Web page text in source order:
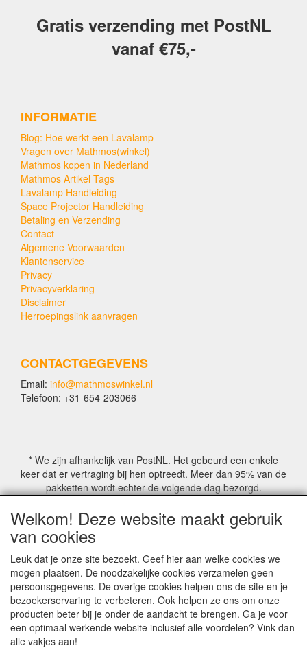
Gratis verzending met PostNL
vanaf €75,-
INFORMATIE
Blog: Hoe werkt een Lavalamp
Vragen over Mathmos(winkel)
Mathmos kopen in Nederland
Mathmos Artikel Tags
Lavalamp Handleiding
Space Projector Handleiding
Betaling en Verzending
Contact
Algemene Voorwaarden
Klantenservice
Privacy
Privacyverklaring
Disclaimer
Herroepingslink aanvragen
CONTACTGEGEVENS
Email: info@mathmoswinkel.nl
Telefoon: +31-654-203066
* We zijn afhankelijk van PostNL. Het gebeurd een enkele
keer dat er vertraging bij hen optreedt. Meer dan 95% van de
pakketten wordt echter de volgende dag bezorgd.
© COPYRIGHT by Mathmoswinkel.nl
Site Name, Ownership and Design Copyright by
Mathmoswinkel.nl
Copyrighted property may not be distributed, or displayed on
another website, or otherwise copied or reproduced without
our explicit written permission.
For more information on this site please contact:
webmaster@mathmoswinkel.nl
Welkom! Deze website maakt gebruik
van cookies
Leuk dat je onze site bezoekt. Geef hier aan welke cookies we
mogen plaatsen. De noodzakelijke cookies verzamelen geen
persoonsgegevens. De overige cookies helpen ons de site en je
bezoekerservaring te verbeteren. Ook helpen ze ons om onze
producten beter bij je onder de aandacht te brengen. Ga je voor
een optimaal werkende website inclusief alle voordelen? Vink dan
alle vakjes aan!